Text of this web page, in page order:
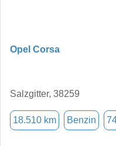
Opel Corsa
Salzgitter, 38259
18.510 km Benzin